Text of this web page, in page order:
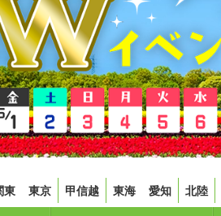
東 東京 甲信越 東海 愛知 北陸